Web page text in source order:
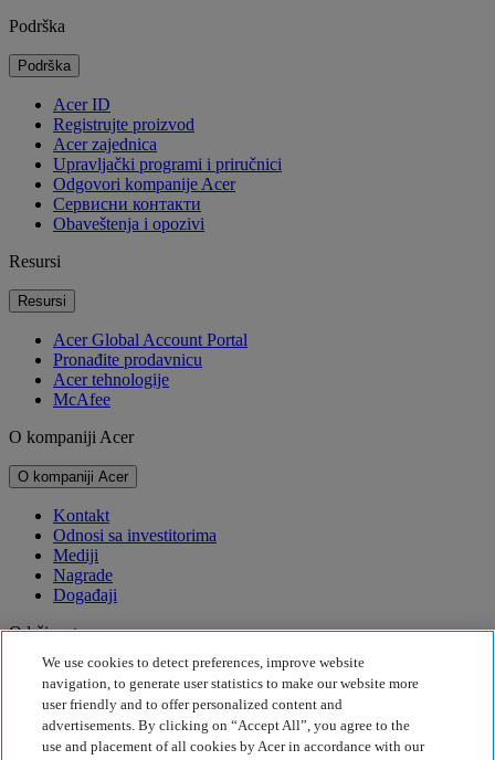
Podrška
Podrška
Acer ID
Registrujte proizvod
Acer zajednica
Upravljački programi i priručnici
Odgovori kompanije Acer
Cервисни контакти
Obaveštenja i opozivi
Resursi
Resursi
Acer Global Account Portal
Pronađite prodavnicu
Acer tehnologije
McAfee
O kompaniji Acer
O kompaniji Acer
Kontakt
Odnosi sa investitorima
Mediji
Nagrade
Događaji
Održivost
Održivost
Korporativna društvena odgovornost
Emisija štetnih gasova za proizvod
Project Humanity
We use cookies to detect preferences, improve website
navigation, to generate user statistics to make our website more
user friendly and to offer personalized content and
advertisements. By clicking on “Accept All”, you agree to the
use and placement of all cookies by Acer in accordance with our